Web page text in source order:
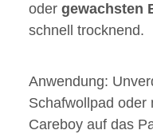
oder gewachsten
schnell trocknend.
Anwendung:
Schafwollpad oder
Careboy auf das